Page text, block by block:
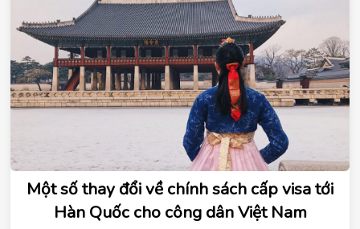
Một số thay đổi về chính sách cấp visa tới
Hàn Quốc cho công dân Việt Nam